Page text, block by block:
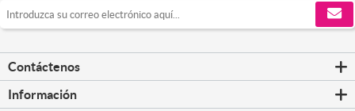
Contáctenos
Información